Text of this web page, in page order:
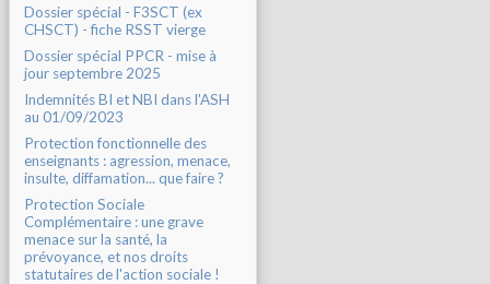
Dossier spécial - F3SCT (ex
CHSCT) - fiche RSST vierge
Dossier spécial PPCR - mise à
jour septembre 2025
Indemnités BI et NBI dans l'ASH
au 01/09/2023
Protection fonctionnelle des
enseignants : agression, menace,
insulte, diffamation... que faire ?
Protection Sociale
Complémentaire : une grave
menace sur la santé, la
prévoyance, et nos droits
statutaires de l'action sociale !